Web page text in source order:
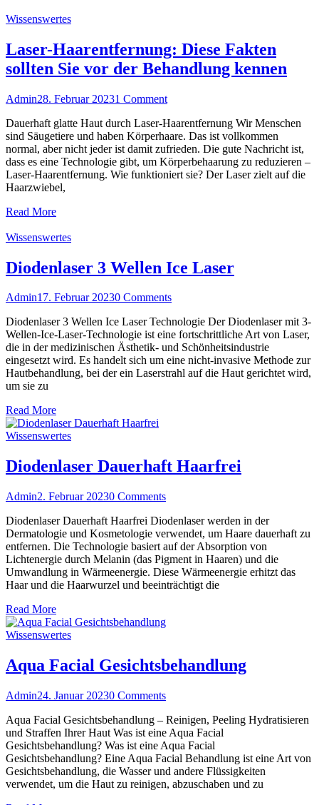
Wissenswertes
Laser-Haarentfernung: Diese Fakten
sollten Sie vor der Behandlung kennen
Admin28. Februar 20231 Comment
Dauerhaft glatte Haut durch Laser-Haarentfernung Wir Menschen
sind Säugetiere und haben Körperhaare. Das ist vollkommen
normal, aber nicht jeder ist damit zufrieden. Die gute Nachricht ist,
dass es eine Technologie gibt, um Körperbehaarung zu reduzieren –
Laser-Haarentfernung. Wie funktioniert sie? Der Laser zielt auf die
Haarzwiebel,
Read More
Wissenswertes
Diodenlaser 3 Wellen Ice Laser
Admin17. Februar 20230 Comments
Diodenlaser 3 Wellen Ice Laser Technologie Der Diodenlaser mit 3-
Wellen-Ice-Laser-Technologie ist eine fortschrittliche Art von Laser,
die in der medizinischen Ästhetik- und Schönheitsindustrie
eingesetzt wird. Es handelt sich um eine nicht-invasive Methode zur
Hautbehandlung, bei der ein Laserstrahl auf die Haut gerichtet wird,
um sie zu
Read More
Wissenswertes
Diodenlaser Dauerhaft Haarfrei
Admin2. Februar 20230 Comments
Diodenlaser Dauerhaft Haarfrei Diodenlaser werden in der
Dermatologie und Kosmetologie verwendet, um Haare dauerhaft zu
entfernen. Die Technologie basiert auf der Absorption von
Lichtenergie durch Melanin (das Pigment in Haaren) und die
Umwandlung in Wärmeenergie. Diese Wärmeenergie erhitzt das
Haar und die Haarwurzel und beeinträchtigt die
Read More
Wissenswertes
Aqua Facial Gesichtsbehandlung
Admin24. Januar 20230 Comments
Aqua Facial Gesichtsbehandlung – Reinigen, Peeling Hydratisieren
und Straffen Ihrer Haut Was ist eine Aqua Facial
Gesichtsbehandlung? Was ist eine Aqua Facial
Gesichtsbehandlung? Eine Aqua Facial Behandlung ist eine Art von
Gesichtsbehandlung, die Wasser und andere Flüssigkeiten
verwendet, um die Haut zu reinigen, abzuschaben und zu